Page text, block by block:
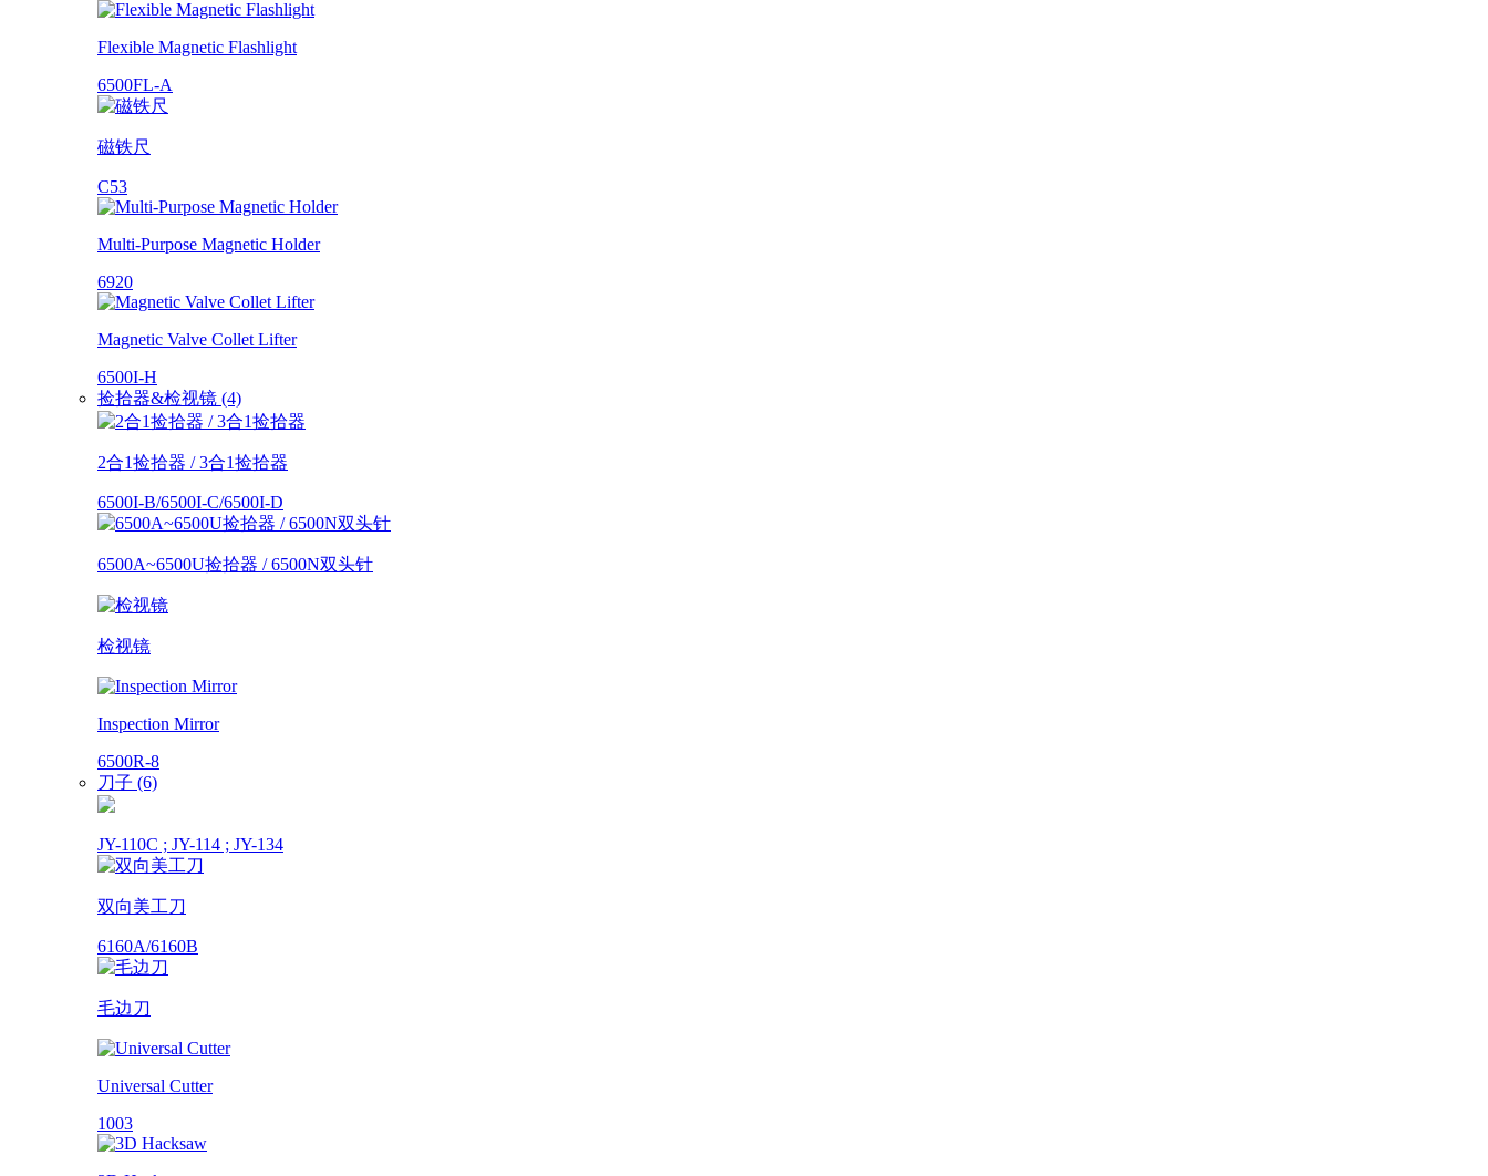
Flexible Magnetic Flashlight
6500FL-A
磁铁尺
C53
Multi-Purpose Magnetic Holder
6920
Magnetic Valve Collet Lifter
6500I-H
捡拾器&检视镜 (4)
2合1捡拾器 / 3合1捡拾器
6500I-B/6500I-C/6500I-D
6500A~6500U捡拾器 / 6500N双头针
检视镜
Inspection Mirror
6500R-8
刀子 (6)
JY-110C ; JY-114 ; JY-134
双向美工刀
6160A/6160B
毛边刀
Universal Cutter
1003